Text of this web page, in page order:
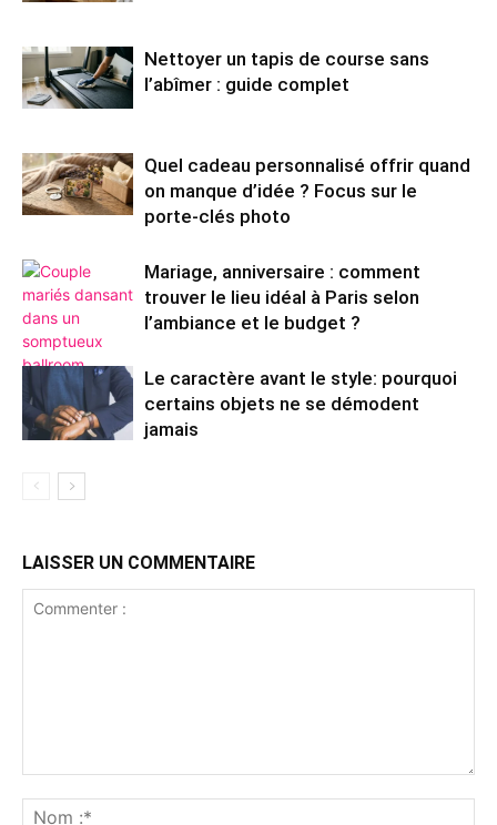
Nettoyer un tapis de course sans
l’abîmer : guide complet
Quel cadeau personnalisé offrir quand
on manque d’idée ? Focus sur le
porte-clés photo
Mariage, anniversaire : comment
trouver le lieu idéal à Paris selon
l’ambiance et le budget ?
Le caractère avant le style: pourquoi
certains objets ne se démodent
jamais
LAISSER UN COMMENTAIRE